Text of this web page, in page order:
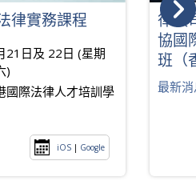
律實務課程
21日及 22日 (星期
)
國際法律人才培訓學
iOS | Google
律政
協國
班（
最新